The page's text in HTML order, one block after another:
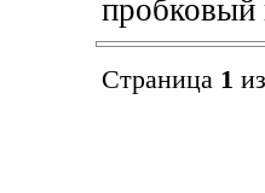
пробковый
Страница 1 из